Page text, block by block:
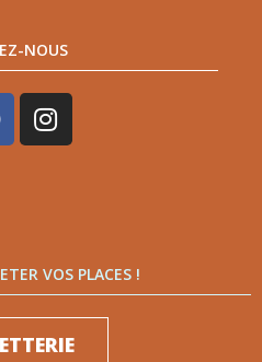
NOUS
VOS PLACES !